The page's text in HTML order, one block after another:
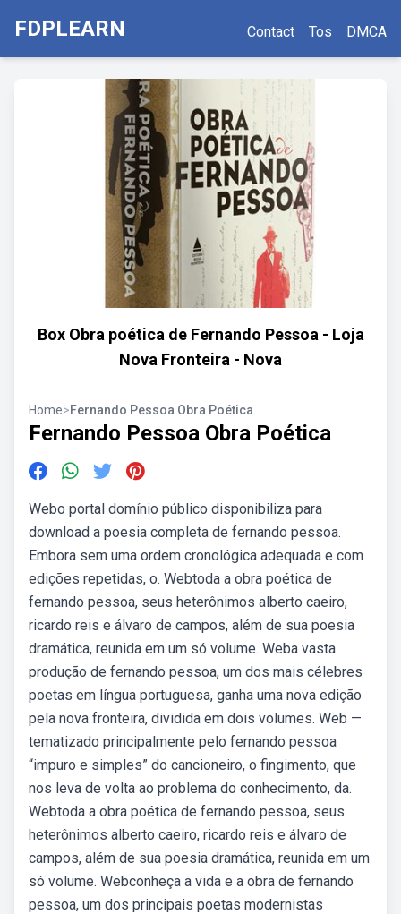
FDPLEARN Contact Tos DMCA
Box Obra poética de Fernando Pessoa - Loja
Nova Fronteira - Nova
Home>Fernando Pessoa Obra Poética
Fernando Pessoa Obra Poética
Webo portal domínio público disponibiliza para
download a poesia completa de fernando pessoa.
Embora sem uma ordem cronológica adequada e com
edições repetidas, o. Webtoda a obra poética de
fernando pessoa, seus heterônimos alberto caeiro,
ricardo reis e álvaro de campos, além de sua poesia
dramática, reunida em um só volume. Weba vasta
produção de fernando pessoa, um dos mais célebres
poetas em língua portuguesa, ganha uma nova edição
pela nova fronteira, dividida em dois volumes. Web —
tematizado principalmente pelo fernando pessoa
“impuro e simples” do cancioneiro, o fingimento, que
nos leva de volta ao problema do conhecimento, da.
Webtoda a obra poética de fernando pessoa, seus
heterônimos alberto caeiro, ricardo reis e álvaro de
campos, além de sua poesia dramática, reunida em um
só volume. Webconheça a vida e a obra de fernando
pessoa, um dos principais poetas modernistas